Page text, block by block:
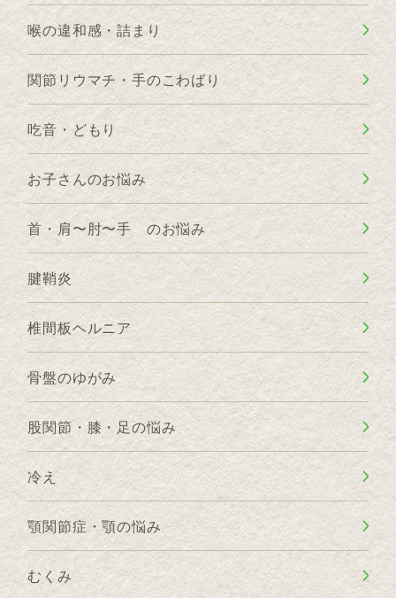
喉の違和感・詰まり
関節リウマチ・手のこわばり
吃音・どもり
お子さんのお悩み
首・肩〜肘〜手 のお悩み
腱鞘炎
椎間板ヘルニア
骨盤のゆがみ
股関節・膝・足の悩み
冷え
顎関節症・顎の悩み
むくみ